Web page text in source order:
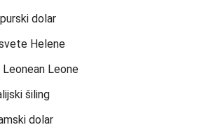
dolar
Helene
Leonean Leone
šiling
dolar